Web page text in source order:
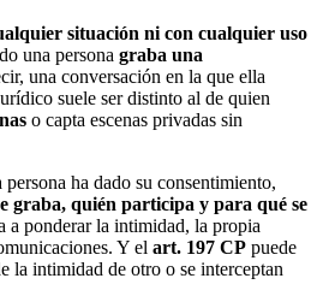
situación ni con cualquier uso
una persona graba una
una conversación en la que ella
suele ser distinto al de quien
o capta escenas privadas sin
ha dado su consentimiento,
graba, quién participa y para qué se
a ponderar la intimidad, la propia
Y el art. 197 CP puede
la intimidad de otro o se interceptan